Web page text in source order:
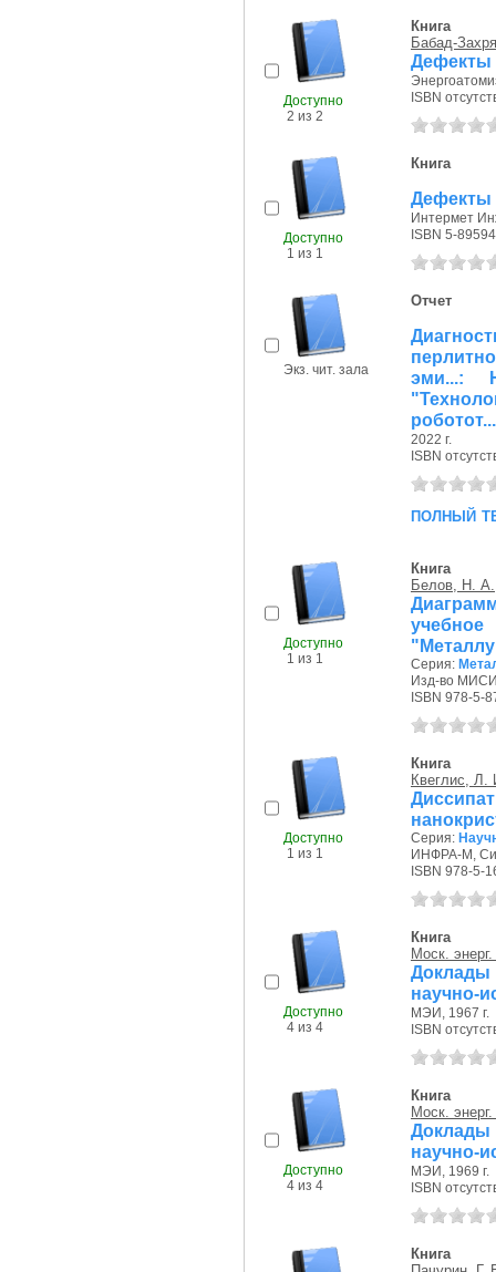
Доступно
2 из 2
Книга
Бабад-
Дефекты
ISBN
Доступно
1 из 1
Книга
Дефекты
Интермет
ISBN 5-
Экз. чит. зала
Отчет
эми...:
роботот...
2022 г.
ISBN
полный
Доступно
1 из 1
Книга
Белов, Н. А.
Серия:
Изд-во
ISBN 978-5-
Доступно
1 из 1
Книга
Квеглис, Л.
Серия:
ИНФРА-М,
ISBN 978-5-
Доступно
4 из 4
Книга
Моск.
Доклады
научно-
МЭИ, 1967 г.
ISBN
Доступно
4 из 4
Книга
Моск.
Доклады
научно-
МЭИ, 1969 г.
ISBN
Книга